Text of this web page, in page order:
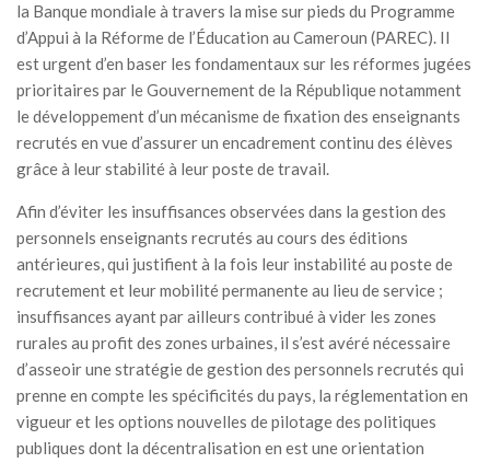
la Banque mondiale à travers la mise sur pieds du Programme
d’Appui à la Réforme de l’Éducation au Cameroun (PAREC). Il
est urgent d’en baser les fondamentaux sur les réformes jugées
prioritaires par le Gouvernement de la République notamment
le développement d’un mécanisme de fixation des enseignants
recrutés en vue d’assurer un encadrement continu des élèves
grâce à leur stabilité à leur poste de travail.
Afin d’éviter les insuffisances observées dans la gestion des
personnels enseignants recrutés au cours des éditions
antérieures, qui justifient à la fois leur instabilité au poste de
recrutement et leur mobilité permanente au lieu de service ;
insuffisances ayant par ailleurs contribué à vider les zones
rurales au profit des zones urbaines, il s’est avéré nécessaire
d’asseoir une stratégie de gestion des personnels recrutés qui
prenne en compte les spécificités du pays, la réglementation en
vigueur et les options nouvelles de pilotage des politiques
publiques dont la décentralisation en est une orientation